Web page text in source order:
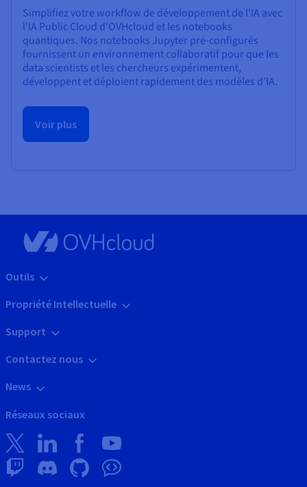
Simplifiez votre workflow de développement de l'IA avec
l'IA Public Cloud d'OVHcloud et les notebooks
quantiques. Nos notebooks Jupyter pré-configurés
fournissent un environnement collaboratif pour que les
data scientists et les chercheurs expérimentent,
développent et déploient rapidement des modèles d’IA.
Voir plus
Outils
Propriété Intellectuelle
Support
Contactez nous
News
Réseaux sociaux